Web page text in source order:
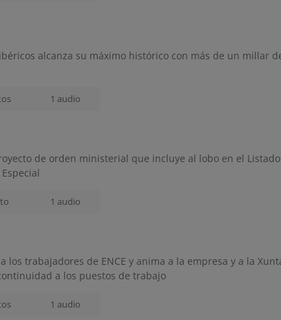
alcanza su máximo histórico con más de un millar
1 audio
de orden ministerial que incluye al lobo en el
1 audio
los trabajadores de ENCE y anima a la empresa y a la
a los puestos de trabajo
1 audio